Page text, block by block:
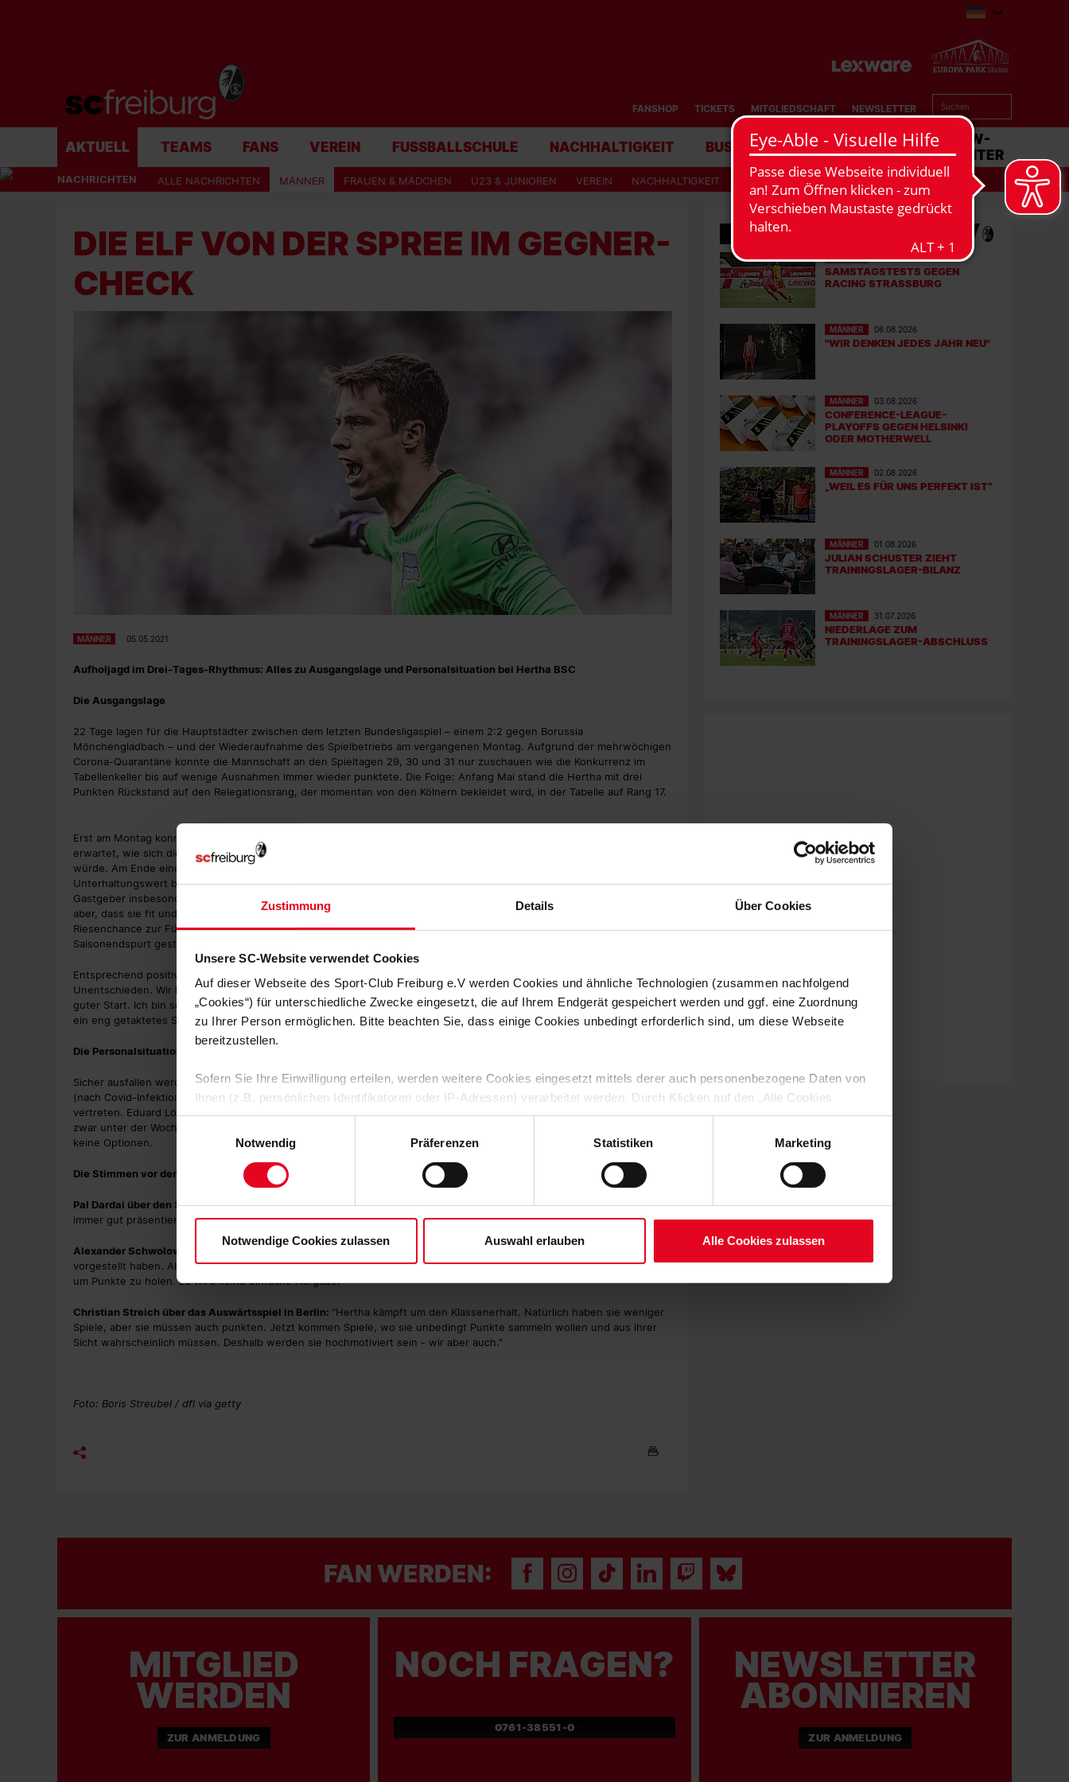
Zustimmung Details Über Cookies
Unsere SC-Website verwendet Cookies
Auf dieser Webseite des Sport-Club Freiburg e.V werden Cookies und ähnliche Technologien (zusammen nachfolgend
„Cookies“) für unterschiedliche Zwecke eingesetzt, die auf Ihrem Endgerät gespeichert werden und ggf. eine Zuordnung
zu Ihrer Person ermöglichen. Bitte beachten Sie, dass einige Cookies unbedingt erforderlich sind, um diese Webseite
bereitzustellen.
Sofern Sie Ihre Einwilligung erteilen, werden weitere Cookies eingesetzt mittels derer auch personenbezogene Daten von
Ihnen (z.B. persönlichen Identifikatoren oder IP-Adressen) verarbeitet werden. Durch Klicken auf den „Alle Cookies
zulassen“-Button stimmen Sie der Speicherung aller aufgeführten Cookies und der entsprechenden Verarbeitung Ihrer
personenbezogenen Daten für die unten jeweils angegebene Zwecke gem. § 25 Abs. 1 TDDDG, Art. 6 Abs. 1 lit. a DSGVO
Soweit Sie „Notwendige Cookies“ auswählen, werden nur unbedingt erforderliche Cookies eingesetzt. Ihre etwaig erteilten
Einwilligungsauswahl
Notwendig
Präferenzen Statistiken Marketing
Notwendige Cookies zulassen Auswahl erlauben Alle Cookies zulassen
FANSHOP TICKETS MITGLIEDSCHAFT NEWSLETTER
AKTUELL TEAMS FANS VEREIN FUSSBALLSCHULE NACHHALTIGKEIT BUSINESS STADION MATCHCENTER
NACHRICHTEN ALLE NACHRICHTEN MÄNNER FRAUEN & MÄDCHEN U23 & JUNIOREN VEREIN NACHHALTIGKEIT
DIE ELF VON DER SPREE IM GEGNER-
CHECK
MÄNNER 05.05.2021
Aufholjagd im Drei-Tages-Rhythmus: Alles zu Ausgangslage und Personalsituation bei Hertha BSC
Die Ausgangslage
22 Tage lagen für die Hauptstädter zwischen dem letzten Bundesligaspiel – einem 2:2 gegen Borussia
Mönchengladbach – und der Wiederaufnahme des Spielbetriebs am vergangenen Montag. Aufgrund der mehrwöchigen
Corona-Quarantäne konnte die Mannschaft an den Spieltagen 29, 30 und 31 nur zuschauen wie die Konkurrenz im
Tabellenkeller bis auf wenige Ausnahmen immer wieder punktete. Die Folge: Anfang Mai stand die Hertha mit drei
Punkten Rückstand auf den Relegationsrang, der momentan von den Kölnern bekleidet wird, in der Tabelle auf Rang 17.
Erst am Montag konnten die Berliner wieder selbst aktiv in den Abstiegskampf eingreifen. Mit Spannung wurde
erwartet, wie sich die Elf von Pál Dárdai in ihrem ersten Match nach der Zwangspause beim 1. FSV Mainz 05 verkaufen
würde. Am Ende einer umkämpften und intensiven Partie, die auch für den neutralen Betrachter hohen
Unterhaltungswert bot, stand ein 1:1, mit dem man bei der Hertha durchaus zufrieden sein konnte. Zwar hatten die
Gastgeber insbesondere in Durchgang eins ein Chancenplus, in den zweiten 45 Minuten bewies die Elf von Dárdai
aber, dass sie fit und eingespielt aus der Quarantäne zurückgekommen ist. Hätte Krzysztof Piatek kurz vor Schluss die
Riesenchance zur Führung genutzt, wäre die Hertha sogar mit einem unter dem Strich nicht unverdienten Dreier in den
Saisonendspurt gestartet.
Entsprechend positiv fiel auch das Fazit des Berliner Übungsleiters aus: „Ich glaube, es ist ein verdientes
Unentschieden. Wir haben das erarbeitet. Alle haben Respekt verdient. Ich bin sehr stolz auf die Jungs, das war ein
guter Start. Ich bin sehr zufrieden." Beginnend mit dem Heimspiel gegen den Sport-Club steht für die Alte Dame nun
ein eng getaktetes Saisonfinale mit fünf Spielen in sechzehn Tagen an.
Die Personalsituation
Sicher ausfallen werden gegen den Sport-Club der 17-jährige Luca Netz (Mittelfußbruch) und Torwart Rune Jarstein
(nach Covid-Infektion). Letzterer wird vom ehemaligen Freiburger Alexander Schwolow zwischen den Pfosten
vertreten. Eduard Löwen (Blessur) sowie Dodi Lukebakio und Marvin Plattenhardt (beide nach Covid-Infektion) sind
zwar unter der Woche wieder ins Mannschaftstraining eingestiegen, sind für das Spiel gegen den SC aber wohl noch
keine Optionen.
Die Stimmen vor dem Spiel
Pal Dardai über den Sport-Club: "Wir hatten in der Vergangenheit so unsere Probleme mit Freiburg, sie haben sich
immer gut präsentiert und es uns schwer gemacht. Wir arbeiten hart, um diesmal besser zu spielen und zu gewinnen!"
Alexander Schwolow über das anstehende Match: "
vorgestellt haben. Aber jetzt müssen wir die Lage annehmen und gegen meinen alten Club viel Leidenschaft zeigen,
um Punkte zu holen. Es wird keine einfache Aufgabe!"
Christian Streich über das Auswärtsspiel in Berlin: "Hertha kämpft um den Klassenerhalt. Natürlich haben sie weniger
Spiele, aber sie müssen auch punkten. Jetzt kommen Spiele, wo sie unbedingt Punkte sammeln wollen und aus ihrer
Sicht wahrscheinlich müssen. Deshalb werden sie hochmotiviert sein - wir aber auch."
Foto: Boris Streubel / dfl via getty
MÄNNER 07.08.2026
SAMSTAGSTESTS GEGEN
RACING STRASSBURG
MÄNNER 06.08.2026
"WIR DENKEN JEDES JAHR NEU"
MÄNNER 03.08.2026
CONFERENCE-LEAGUE-
PLAYOFFS GEGEN HELSINKI
ODER MOTHERWELL
MÄNNER 02.08.2026
„WEIL ES FÜR UNS PERFEKT IST“
MÄNNER 01.08.2026
JULIAN SCHUSTER ZIEHT
TRAININGSLAGER-BILANZ
MÄNNER 31.07.2026
NIEDERLAGE ZUM
TRAININGSLAGER-ABSCHLUSS
FAN WERDEN:
MITGLIED
WERDEN
ZUR ANMELDUNG
NOCH FRAGEN?
0761-38551-0
NEWSLETTER
ABONNIEREN
ZUR ANMELDUNG